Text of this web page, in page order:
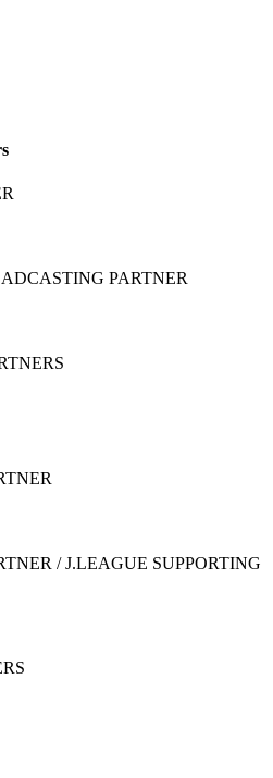
PARTNER
/ J.LEAGUE SUPPORTING